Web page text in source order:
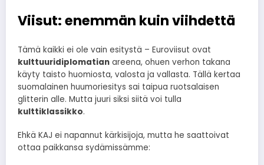
Viisut: enemmän kuin viihdettä
Tämä kaikki ei ole vain esitystä – Euroviisut ovat
kulttuuridiplomatian areena, ohuen verhon takana
käyty taisto huomiosta, valosta ja vallasta. Tällä kertaa
suomalainen huumoriesitys sai taipua ruotsalaisen
glitterin alle. Mutta juuri siksi siitä voi tulla
kulttiklassikko.
Ehkä KAJ ei napannut kärkisijoja, mutta he saattoivat
ottaa paikkansa sydämissämme: